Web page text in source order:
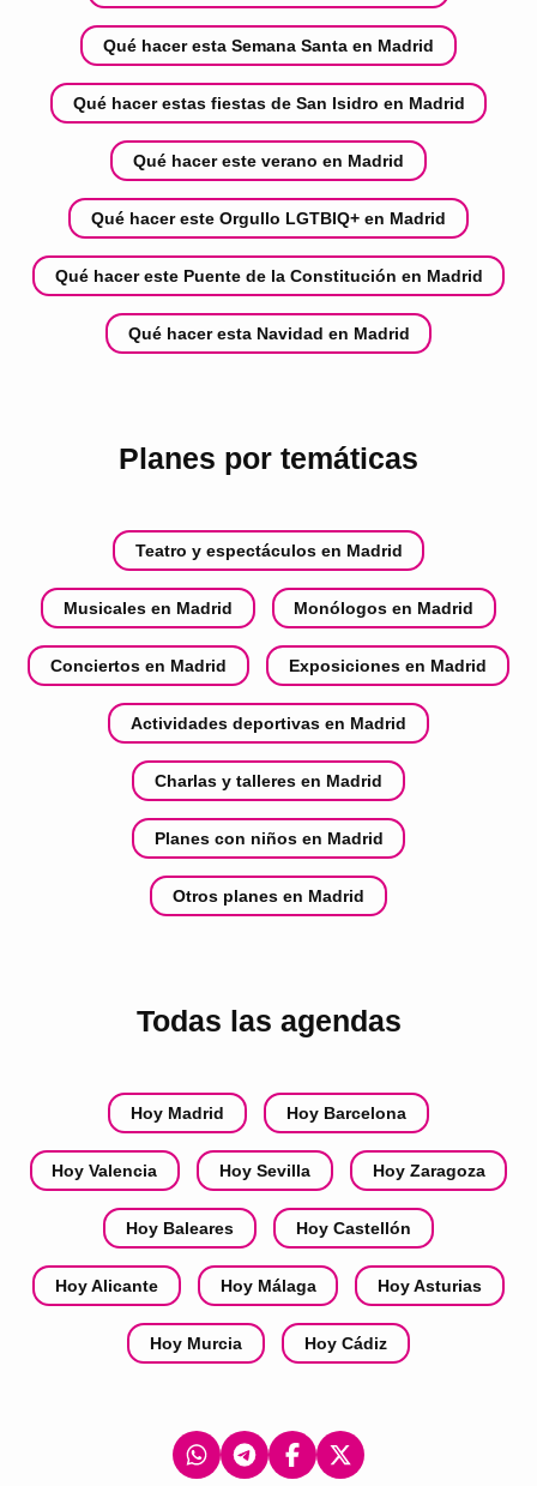
Qué hacer esta Semana Santa en Madrid
Qué hacer estas fiestas de San Isidro en Madrid
Qué hacer este verano en Madrid
Qué hacer este Orgullo LGTBIQ+ en Madrid
Qué hacer este Puente de la Constitución en Madrid
Qué hacer esta Navidad en Madrid
Planes por temáticas
Teatro y espectáculos en Madrid
Musicales en Madrid Monólogos en Madrid
Conciertos en Madrid Exposiciones en Madrid
Actividades deportivas en Madrid
Charlas y talleres en Madrid
Planes con niños en Madrid
Otros planes en Madrid
Todas las agendas
Hoy Madrid Hoy Barcelona
Hoy Valencia Hoy Sevilla Hoy Zaragoza
Hoy Baleares Hoy Castellón
Hoy Alicante Hoy Málaga Hoy Asturias
Hoy Murcia Hoy Cádiz